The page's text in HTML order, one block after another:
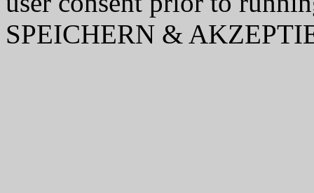
SPEICHERN &